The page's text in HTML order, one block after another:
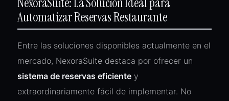
Automatizar Reservas Restaurante
Entre las soluciones disponibles actualmente en el
mercado, NexoraSuite destaca por ofrecer un
sistema de reservas eficiente y
extraordinariamente fácil de implementar. No